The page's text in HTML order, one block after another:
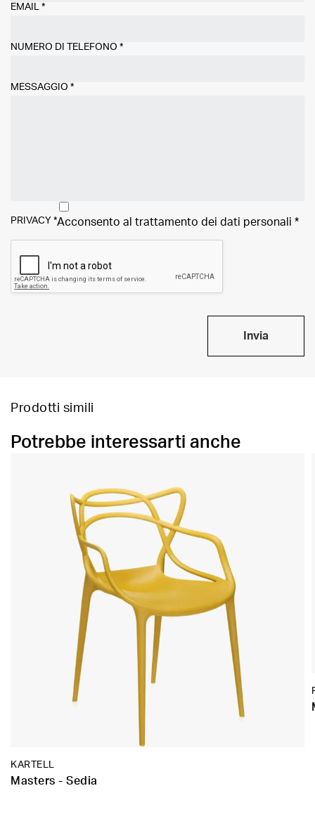
EMAIL *
NUMERO DI TELEFONO *
MESSAGGIO *
PRIVACY *Acconsento al trattamento dei dati personali *
Invia
Prodotti simili
Potrebbe interessarti anche
KARTELL
Masters - Sedia